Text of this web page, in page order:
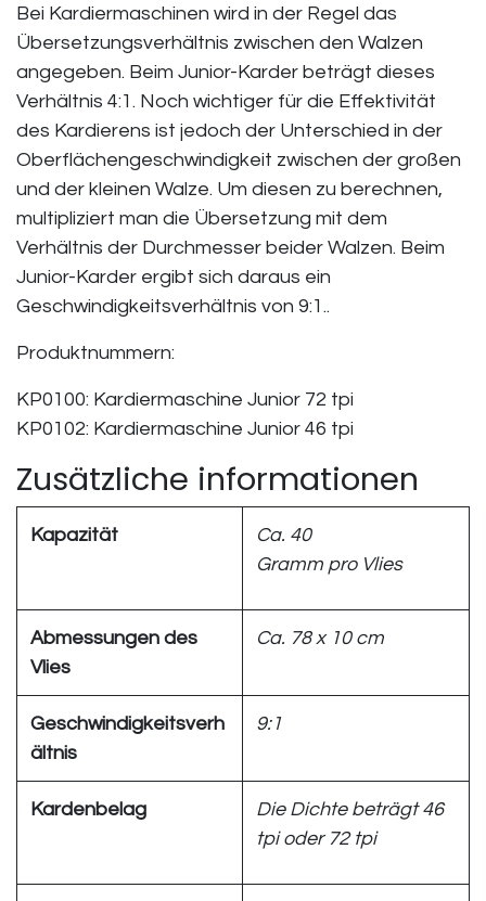
Bei Kardiermaschinen wird in der Regel das
Übersetzungsverhältnis zwischen den Walzen
angegeben. Beim Junior-Karder beträgt dieses
Verhältnis 4:1. Noch wichtiger für die Effektivität
des Kardierens ist jedoch der Unterschied in der
Oberflächengeschwindigkeit zwischen der großen
und der kleinen Walze. Um diesen zu berechnen,
multipliziert man die Übersetzung mit dem
Verhältnis der Durchmesser beider Walzen. Beim
Junior-Karder ergibt sich daraus ein
Geschwindigkeitsverhältnis von 9:1..
Produktnummern:
KP0100: Kardiermaschine Junior 72 tpi
KP0102: Kardiermaschine Junior 46 tpi
Zusätzliche informationen
Kapazität
Ca. 40
Gramm pro Vlies
Abmessungen des
Vlies ​
Ca. 78 x 10 cm
Geschwindigkeitsverh
ältnis
9:1
Kardenbelag
Die Dichte beträgt 46
tpi oder 72 tpi